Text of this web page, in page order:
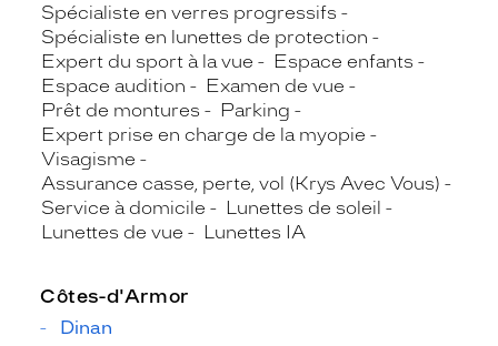
Spécialiste en verres progressifs
Spécialiste en lunettes de protection
Expert du sport à la vue
Espace enfants
Espace audition
Examen de vue
Prêt de montures
Parking
Expert prise en charge de la myopie
Visagisme
Assurance casse, perte, vol (Krys Avec Vous)
Service à domicile
Lunettes de soleil
Lunettes de vue
Lunettes IA
Côtes-d'Armor
Dinan